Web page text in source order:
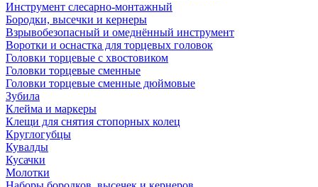
Инструмент слесарно-монтажный
Бородки, высечки и кернеры
Взрывобезопасный и омеднённый инструмент
Воротки и оснаcтка для торцевых головок
Головки торцевые с хвостовиком
Головки торцевые сменные
Головки торцевые сменные дюймовые
Зубила
Клейма и маркеры
Клещи для снятия стопорных колец
Круглогубцы
Кувалды
Кусачки
Молотки